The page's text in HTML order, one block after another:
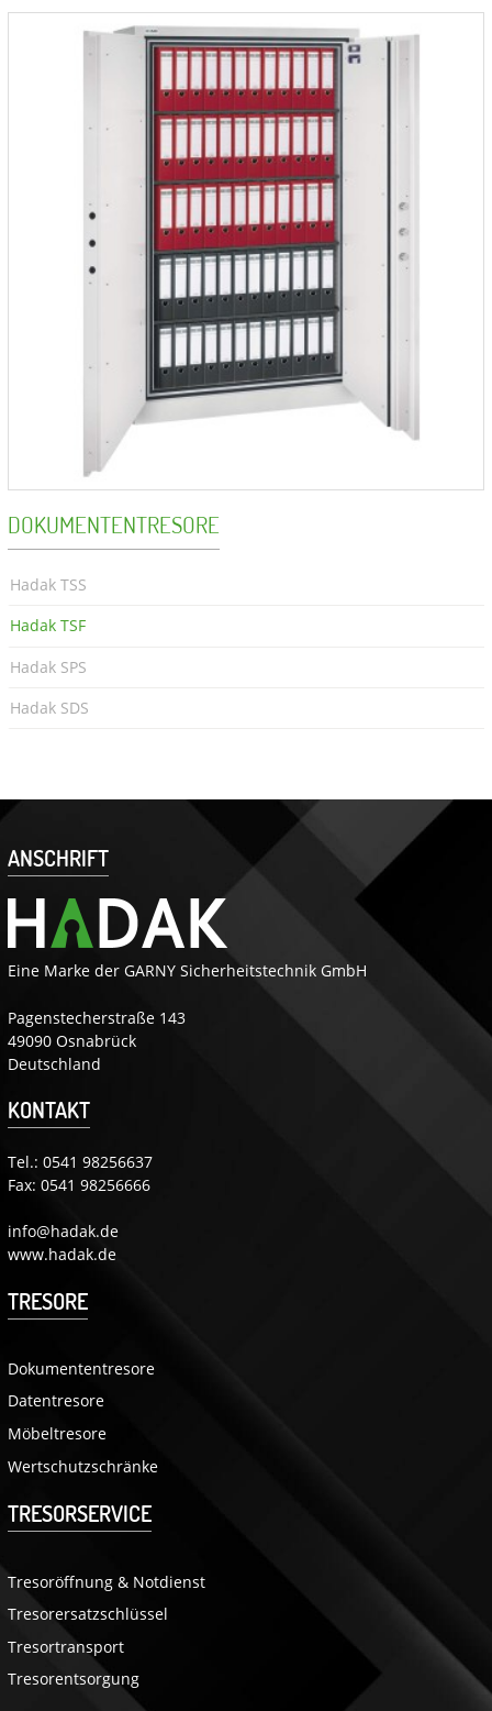
DOKUMENTENTRESORE
Hadak TSS
Hadak TSF
Hadak SPS
Hadak SDS
ANSCHRIFT
Eine Marke der GARNY Sicherheitstechnik GmbH
Pagenstecherstraße 143
49090 Osnabrück
Deutschland
KONTAKT
Tel.: 0541 98256637
Fax: 0541 98256666
info@hadak.de
www.hadak.de
TRESORE
Dokumententresore
Datentresore
Möbeltresore
Wertschutzschränke
TRESORSERVICE
Tresoröffnung & Notdienst
Tresorersatzschlüssel
Tresortransport
Tresorentsorgung